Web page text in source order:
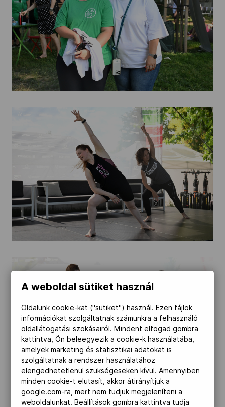
A weboldal sütiket használ
Oldalunk cookie-kat ("sütiket") használ. Ezen fájlok
információkat szolgáltatnak számunkra a felhasználó
oldallátogatási szokásairól. Mindent elfogad gombra
kattintva, Ön beleegyezik a cookie-k használatába,
amelyek marketing és statisztikai adatokat is
szolgáltatnak a rendszer használatához
elengedhetetlenül szükségeseken kívül. Amennyiben
minden cookie-t elutasít, akkor átirányítjuk a
google.com-ra, mert nem tudjuk megjeleníteni a
weboldalunkat. Beállítások gombra kattintva tudja